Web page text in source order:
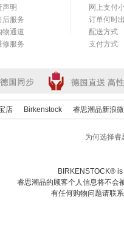
声明
后服务
物通道
修服务
网上支付
订单何时
配送方式
支付方式
店 Birkenstock 睿思潮品新浪
为何选择睿
BIRKENSTOCK®
睿思潮品的顾客个人信息将不会
有任何购物问题请联